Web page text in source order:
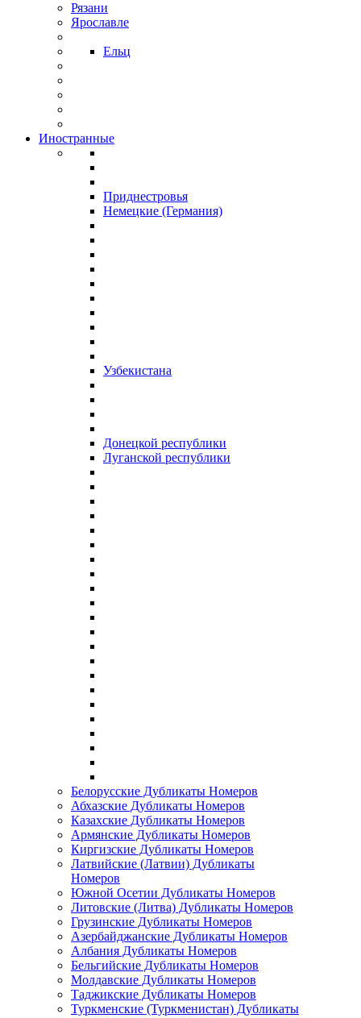
Рязани
Ярославле
Ельц
Иностранные
Приднестровья
Немецкие (Германия)
Узбекистана
Донецкой республики
Луганской республики
Белорусские Дубликаты Номеров
Абхазские Дубликаты Номеров
Казахские Дубликаты Номеров
Армянские Дубликаты Номеров
Киргизские Дубликаты Номеров
Латвийские (Латвии) Дубликаты
Номеров
Южной Осетии Дубликаты Номеров
Литовские (Литва) Дубликаты Номеров
Грузинские Дубликаты Номеров
Азербайджанские Дубликаты Номеров
Албания Дубликаты Номеров
Бельгийские Дубликаты Номеров
Молдавские Дубликаты Номеров
Таджикские Дубликаты Номеров
Туркменские (Туркменистан) Дубликаты